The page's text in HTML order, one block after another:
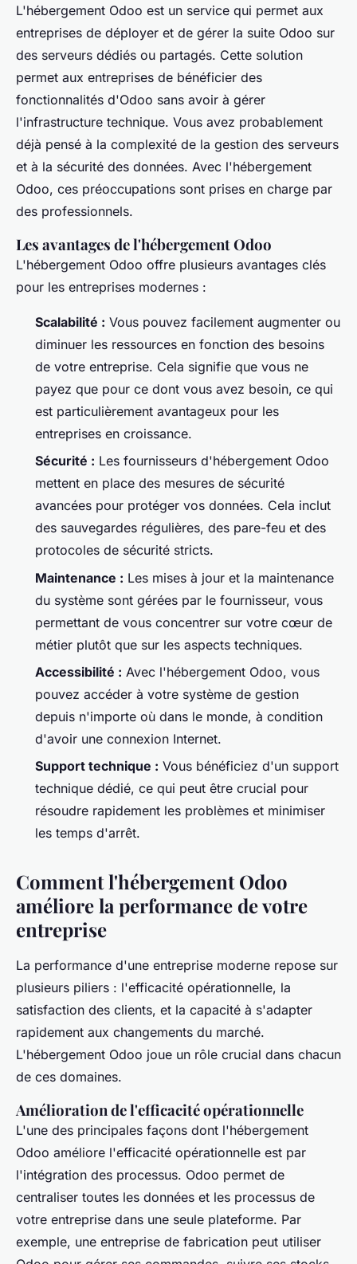
L'hébergement Odoo est un service qui permet aux
entreprises de déployer et de gérer la suite Odoo sur
des serveurs dédiés ou partagés. Cette solution
permet aux entreprises de bénéficier des
fonctionnalités d'Odoo sans avoir à gérer
l'infrastructure technique. Vous avez probablement
déjà pensé à la complexité de la gestion des serveurs
et à la sécurité des données. Avec l'hébergement
Odoo, ces préoccupations sont prises en charge par
des professionnels.
Les avantages de l'hébergement Odoo
L'hébergement Odoo offre plusieurs avantages clés
pour les entreprises modernes :
Scalabilité : Vous pouvez facilement augmenter ou
diminuer les ressources en fonction des besoins
de votre entreprise. Cela signifie que vous ne
payez que pour ce dont vous avez besoin, ce qui
est particulièrement avantageux pour les
entreprises en croissance.
Sécurité : Les fournisseurs d'hébergement Odoo
mettent en place des mesures de sécurité
avancées pour protéger vos données. Cela inclut
des sauvegardes régulières, des pare-feu et des
protocoles de sécurité stricts.
Maintenance : Les mises à jour et la maintenance
du système sont gérées par le fournisseur, vous
permettant de vous concentrer sur votre cœur de
métier plutôt que sur les aspects techniques.
Accessibilité : Avec l'hébergement Odoo, vous
pouvez accéder à votre système de gestion
depuis n'importe où dans le monde, à condition
d'avoir une connexion Internet.
Support technique : Vous bénéficiez d'un support
technique dédié, ce qui peut être crucial pour
résoudre rapidement les problèmes et minimiser
les temps d'arrêt.
Comment l'hébergement Odoo
améliore la performance de votre
entreprise
La performance d'une entreprise moderne repose sur
plusieurs piliers : l'efficacité opérationnelle, la
satisfaction des clients, et la capacité à s'adapter
rapidement aux changements du marché.
L'hébergement Odoo joue un rôle crucial dans chacun
de ces domaines.
Amélioration de l'efficacité opérationnelle
L'une des principales façons dont l'hébergement
Odoo améliore l'efficacité opérationnelle est par
l'intégration des processus. Odoo permet de
centraliser toutes les données et les processus de
votre entreprise dans une seule plateforme. Par
exemple, une entreprise de fabrication peut utiliser